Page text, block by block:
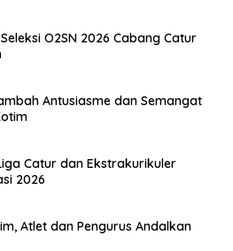
O2SN 2026 Cabang Catur
Antusiasme dan Semangat
Catur dan Ekstrakurikuler
2026
Atlet dan Pengurus Andalkan